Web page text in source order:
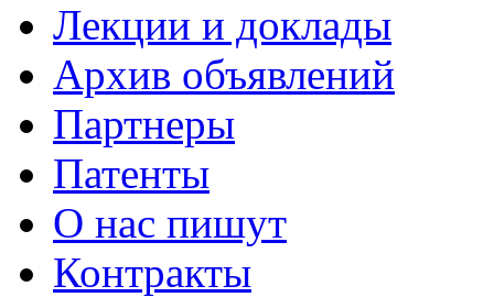
Лекции и доклады
Архив объявлений
Партнеры
Патенты
О нас пишут
Контракты